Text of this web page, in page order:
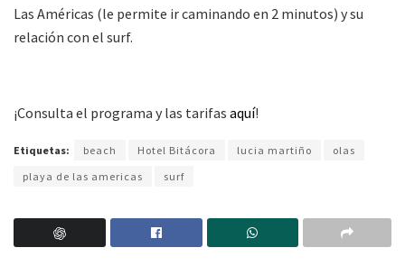
Las Américas (le permite ir caminando en 2 minutos) y su
relación con el surf.
¡Consulta el programa y las tarifas aquí!
Etiquetas: beach Hotel Bitácora lucia martiño
olas
playa de las americas
surf